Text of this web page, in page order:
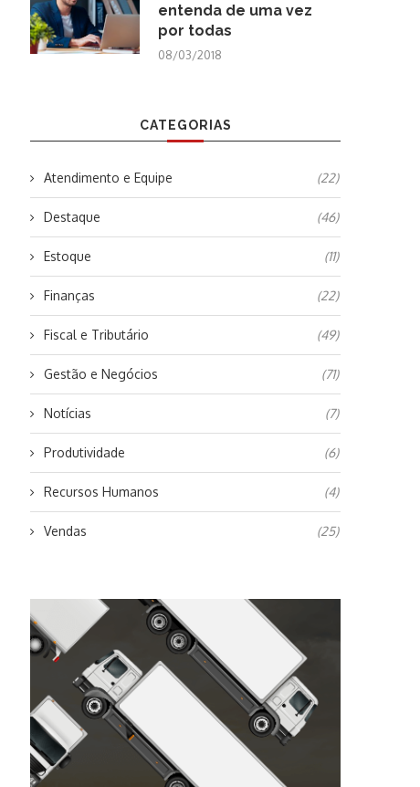
A GESTÃO EMPRESARIAL NA
INTEGRAÇÃO ENTRE SETORES
28/09/2021
RELACIONAMENTO
CLIENTE – COMO O
entenda de uma vez
por todas
08/03/2018
CATEGORIAS
Atendimento e Equipe (22)
Destaque (46)
Estoque (11)
Finanças (22)
Fiscal e Tributário (49)
Gestão e Negócios (71)
Notícias (7)
Produtividade (6)
Recursos Humanos (4)
Vendas (25)